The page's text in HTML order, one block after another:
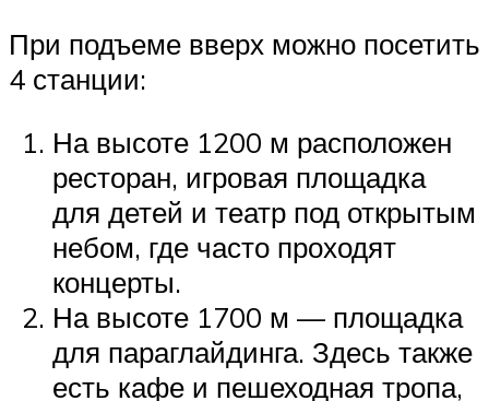
При подъеме вверх можно посетить
4 станции:
На высоте 1200 м расположен
ресторан, игровая площадка
для детей и театр под открытым
небом, где часто проходят
концерты.
На высоте 1700 м — площадка
для параглайдинга. Здесь также
есть кафе и пешеходная тропа,